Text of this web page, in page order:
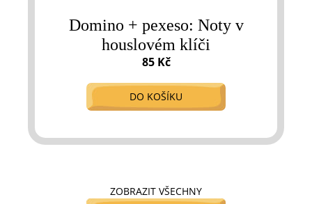
Domino + pexeso: Noty v
houslovém klíči
85 Kč
DO KOŠÍKU
ZOBRAZIT VŠECHNY